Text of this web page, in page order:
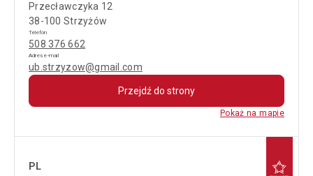
Przecławczyka 12
38-100 Strzyżów
Telefon
508 376 662
Adres e-mail
ub.strzyzow@gmail.com
Przejdź do strony
Pokaż na mapie
PL